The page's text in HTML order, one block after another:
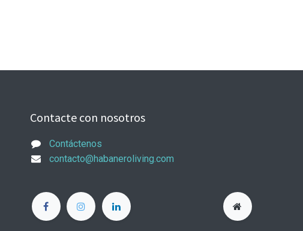
Contacte con nosotros
Contáctenos
contacto@habaneroliving.com